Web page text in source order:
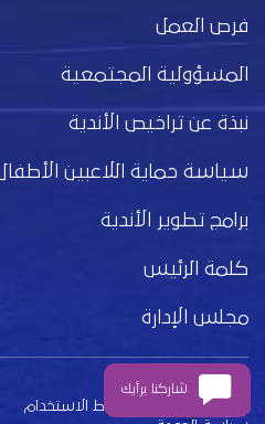
فرص العمل
المسؤولية المجتمعية
نبذة عن تراخيص الأندية
سياسة حماية اللاعبين
برامج تطوير الأندية
كلمة الرئيس
مجلس الإدارة
بيان الخصوصية شروط الاستخدام
شاركنا برأيك